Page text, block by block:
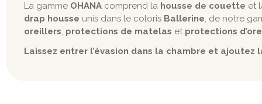
La gamme OHANA comprend la housse de couette et
drap housse unis dans le coloris Ballerine, de notre
oreillers, protections de matelas et protections
Laissez entrer l’évasion dans la chambre et